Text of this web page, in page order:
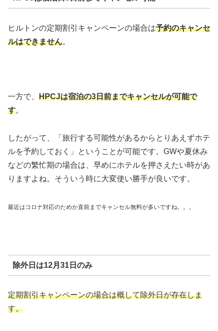
ヒルトンの定期割引キャンペーンの場合は予約のキャンセ
ルはできません。
一方で、 HPCJは宿泊の3日前までキャンセルが可能で
す。
したがって、「旅行する可能性があるからとりあえずホテ
ルを予約しておく」ということが可能です。GWや夏休み
などの繁忙期の場合は、早めにホテルを押さえたい時があ
りますよね。そういう時に大変使い勝手が良いです。
最近はコロナ対応のためか直前までキャンセル無料が多いですね。。。
除外日は12月31日のみ
定期割引キャンペーンの場合は概して除外日が存在しま
す。